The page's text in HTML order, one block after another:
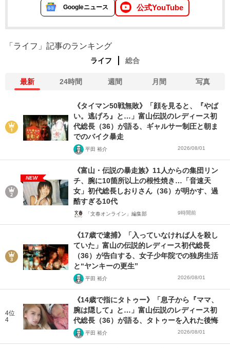
Googleニュース 公式YouTube
「ライフ」記事のランキング
ライフ 総合
最新 24時間 週間 月間 写真
《タイマン50戦無敗》「顔を見ると、『やば
い。逃げろ』と…」富山伝説のレディース初
代総長（36）が語る、ギャルサー制圧と朝ま
でのバイク暴走
平田 裕介 2026/08/01
NEW
《富山・伝説の暴走族》11人からの集団リン
チ、腕に10箇所以上の根性焼き…「音速天
女」初代総長しおりさん（36）が明かす、過
酷すぎる10代
「文春オンライン」編集部 9時間前
《17歳で逮捕》「入っていなければ人を殺し
ていた」富山の伝説的レディース初代総長
（36）が告白する、女子少年院での独房生活
と“ヤンキーの更生”
平田 裕介 2026/08/01
4位
4
《14歳で指にタトゥー》「息子から『ママ、
腕は隠して』と…」富山伝説のレディース初
代総長（36）が語る、タトゥーを入れた後悔
平田 裕介 2026/08/01